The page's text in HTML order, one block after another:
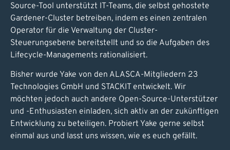
Source-Tool unterstützt IT-Teams, die selbst gehostete
Gardener-Cluster betreiben, indem es einen zentralen
Operator für die Verwaltung der Cluster-
Steuerungsebene bereitstellt und so die Aufgaben des
Lifecycle-Managements rationalisiert.
Bisher wurde Yake von den ALASCA-Mitgliedern 23
Technologies GmbH und STACKIT entwickelt. Wir
möchten jedoch auch andere Open-Source-Unterstützer
und -Enthusiasten einladen, sich aktiv an der zukünftigen
Entwicklung zu beteiligen. Probiert Yake gerne selbst
einmal aus und lasst uns wissen, wie es euch gefällt.